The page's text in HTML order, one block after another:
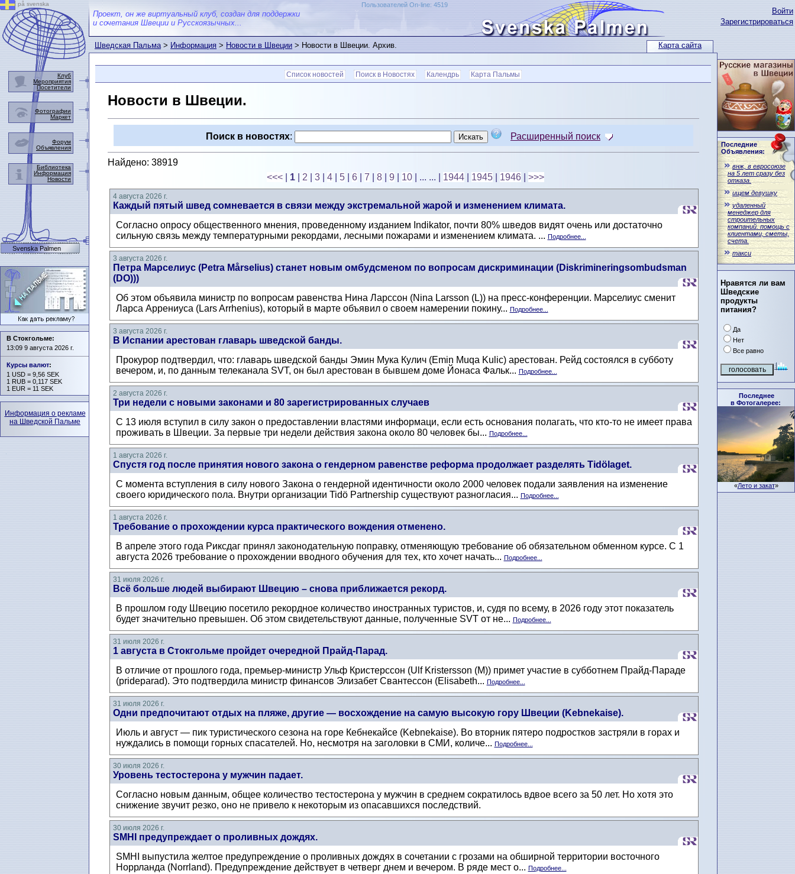
Карта сайта
Войти
Зарегистрироваться
Последние
Объявления:
внж, в евросоюзе
на 5 лет сразу без
отказа.
ищем девушку
удаленный
менеджер для
строительных
компаний. помощь с
клиентами, сметы,
счета.
такси
Нравятся ли вам
Шведские
продукты
питания?
Да
Нет
Все равно
Последнее
в Фотогалерее:
«Лето и закат»
Проект, он же виртуальный клуб, создан для поддержки
и сочетания Швеции и Русскоязычных...
Пользователей On-line: 4519
Шведская Пальма>Информация>Новости в Швеции> Новости в Швеции. Архив.
Список новостей Поиск в Новостях Календрь Карта Пальмы
Новости в Швеции.
Поиск в новостях: Расширенный поиск
Найдено: 38919
<<<
1 2 3 4 5 6 7 8 9 10 | ... ... 1944 1945 1946 >>>
4 августа 2026 г.
Каждый пятый швед сомневается в связи между экстремальной жарой и изменением климата.
Согласно опросу общественного мнения, проведенному изданием Indikator, почти 80% шведов видят очень или достаточно
сильную связь между температурными рекордами, лесными пожарами и изменением климата. ... Подробнее...
3 августа 2026 г.
Петра Марселиус (Petra Mårselius) станет новым омбудсменом по вопросам дискриминации (Diskrimineringsombudsman
(DO)))
Об этом объявила министр по вопросам равенства Нина Ларссон (Nina Larsson (L)) на пресс-конференции. Марселиус сменит
Ларса Аррениуса (Lars Arrhenius), который в марте объявил о своем намерении покину... Подробнее...
3 августа 2026 г.
В Испании арестован главарь шведской банды.
Прокурор подтвердил, что: главарь шведской банды Эмин Мука Кулич (Emin Muqa Kulic) арестован. Рейд состоялся в субботу
вечером, и, по данным телеканала SVT, он был арестован в бывшем доме Йонаса Фальк... Подробнее...
2 августа 2026 г.
Три недели с новыми законами и 80 зарегистрированных случаев
С 13 июля вступил в силу закон о предоставлении властями информаци, если есть основания полагать, что кто-то не имеет права
проживать в Швеции. За первые три недели действия закона около 80 человек бы... Подробнее...
1 августа 2026 г.
Спустя год после принятия нового закона о гендерном равенстве реформа продолжает разделять Tidölaget.
С момента вступления в силу нового Закона о гендерной идентичности около 2000 человек подали заявления на изменение
своего юридического пола. Внутри организации Tidö Partnership существуют разногласия... Подробнее...
1 августа 2026 г.
Требование о прохождении курса практического вождения отменено.
В апреле этого года Риксдаг принял законодательную поправку, отменяющую требование об обязательном обменном курсе. С 1
августа 2026 требование о прохождении вводного обучения для тех, кто хочет начать... Подробнее...
31 июля 2026 г.
Всё больше людей выбирают Швецию – снова приближается рекорд.
В прошлом году Швецию посетило рекордное количество иностранных туристов, и, судя по всему, в 2026 году этот показатель
будет значительно превышен. Об этом свидетельствуют данные, полученные SVT от не... Подробнее...
31 июля 2026 г.
1 августа в Стокгольме пройдет очередной Прайд-Парад.
В отличие от прошлого года, премьер-министр Ульф Кристерссон (Ulf Kristersson (M)) примет участие в субботнем Прайд-Параде
(prideparad). Это подтвердила министр финансов Элизабет Свантессон (Elisabeth... Подробнее...
31 июля 2026 г.
Одни предпочитают отдых на пляже, другие — восхождение на самую высокую гору Швеции (Kebnekaise).
Июль и август — пик туристического сезона на горе Кебнекайсе (Kebnekaise). Во вторник пятеро подростков застряли в горах и
нуждались в помощи горных спасателей. Но, несмотря на заголовки в СМИ, количе... Подробнее...
30 июля 2026 г.
Уровень тестостерона у мужчин падает.
Согласно новым данным, общее количество тестостерона у мужчин в среднем сократилось вдвое всего за 50 лет. Но хотя это
снижение звучит резко, оно не привело к некоторым из опасавшихся последствий.
30 июля 2026 г.
SMHI предупреждает о проливных дождях.
SMHI выпустила желтое предупреждение о проливных дождях в сочетании с грозами на обширной территории восточного
Норрланда (Norrland). Предупреждение действует в четверг днем ​​и вечером. В ряде мест о... Подробнее...
på svenska
Клуб
Мероприятия
Посетители
Фотографии
Маркет
Форум
Объявления
Библиотека
Информация
Новости
Svenska Palmen
В Стокгольме:
13:09 9 августа 2026 г.
Курсы валют:
1 USD = 9,56 SEK
1 RUB = 0,117 SEK
1 EUR = 11 SEK
Информация о рекламе
на Шведской Пальме